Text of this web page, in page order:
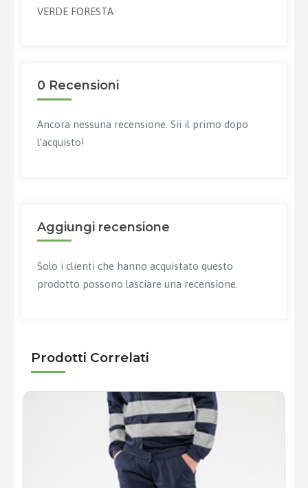
VERDE FORESTA
0 Recensioni
Ancora nessuna recensione. Sii il primo dopo
l’acquisto!
Aggiungi recensione
Solo i clienti che hanno acquistato questo
prodotto possono lasciare una recensione.
Prodotti Correlati